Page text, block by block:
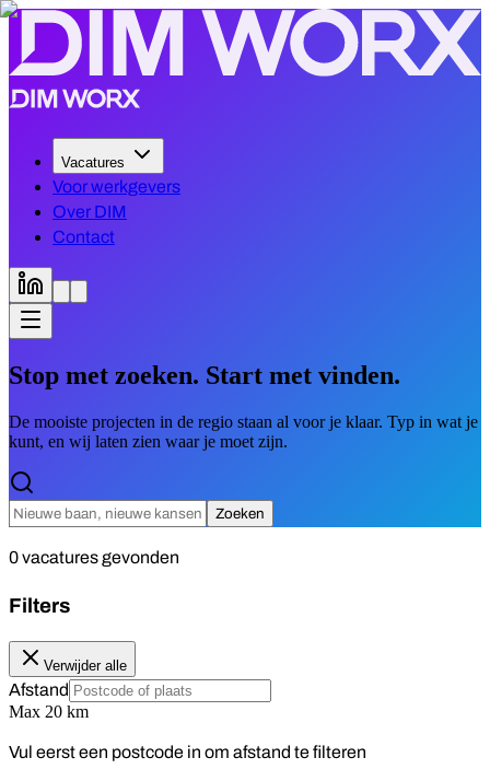
Vacatures
Voor werkgevers
Over DIM
Contact
Stop met zoeken. Start met vinden.
De mooiste projecten in de regio staan al voor je klaar. Typ in wat je
kunt, en wij laten zien waar je moet zijn.
Zoeken
0vacaturesgevonden
Filters
Verwijder alle
Afstand
Max 20 km
Vul eerst een postcode in om afstand te filteren